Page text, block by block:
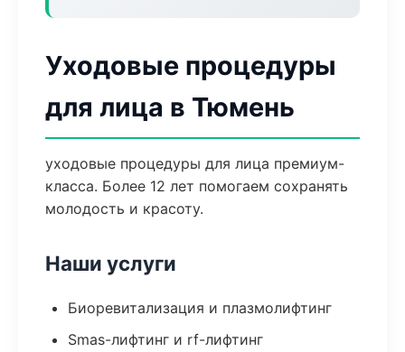
Уходовые процедуры
для лица в Тюмень
уходовые процедуры для лица премиум-
класса. Более 12 лет помогаем сохранять
молодость и красоту.
Наши услуги
Биоревитализация и плазмолифтинг
Smas-лифтинг и rf-лифтинг